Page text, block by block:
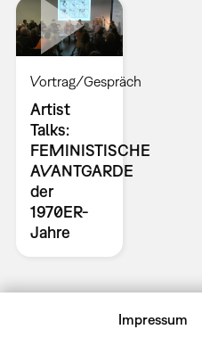
Vortrag/Gespräch
Artist
Talks:
FEMINISTISCHE
AVANTGARDE
der
1970ER-
Jahre
Impressum